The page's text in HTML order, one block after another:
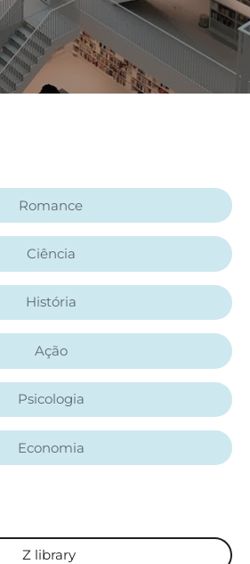
Romance
Ciência
História
Ação
Psicologia
Economia
Z library